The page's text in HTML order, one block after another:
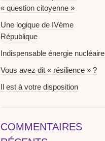
« question citoyenne »
Une logique de IVème
République
Indispensable énergie nucléaire
Vous avez dit « résilience » ?
Il est à votre disposition
COMMENTAIRES